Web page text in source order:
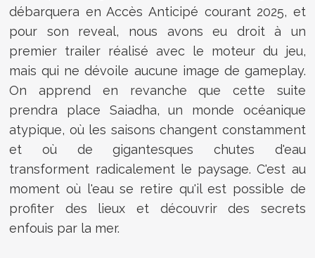
débarquera en Accès Anticipé courant 2025, et
pour son reveal, nous avons eu droit à un
premier trailer réalisé avec le moteur du jeu,
mais qui ne dévoile aucune image de gameplay.
On apprend en revanche que cette suite
prendra place Saiadha, un monde océanique
atypique, où les saisons changent constamment
et où de gigantesques chutes d'eau
transforment radicalement le paysage. C'est au
moment où l'eau se retire qu'il est possible de
profiter des lieux et découvrir des secrets
enfouis par la mer.